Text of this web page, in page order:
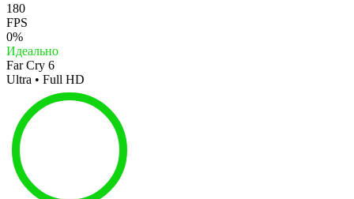
180
FPS
0%
Идеально
Far Cry 6
Ultra • Full HD